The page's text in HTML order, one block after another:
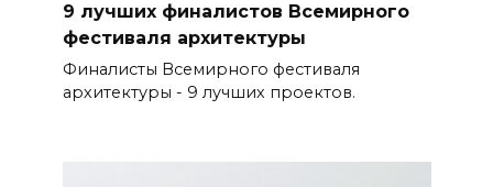
9 лучших финалистов Всемирного
фестиваля архитектуры
Финалисты Всемирного фестиваля
архитектуры - 9 лучших проектов.